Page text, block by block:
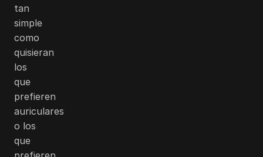
tan
simple
como
quisieran
los
que
prefieren
auriculares
o los
que